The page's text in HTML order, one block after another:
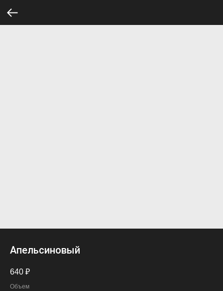
Апельсиновый
640 ₽
Объем